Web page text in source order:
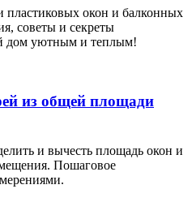
пластиковых окон и балконных
советы и секреты
дом уютным и теплым!
из общей площади
и вычесть площадь окон и
Пошаговое